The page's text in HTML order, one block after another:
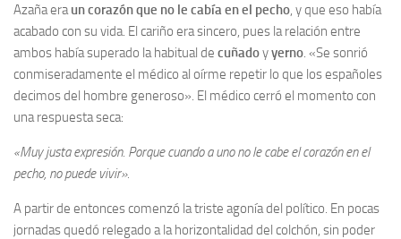
Azaña eraun corazón que no le cabía en el pecho, y que eso había
acabado con su vida. El cariño era sincero, pues la relación entre
ambos había superado la habitual de cuñadoyyerno. «Se sonrió
conmiseradamente el médico al oírme repetir lo que los españoles
decimos del hombre generoso». El médico cerró el momento con
una respuesta seca:
«Muy justa expresión. Porque cuando a uno no le cabe el corazón en el
pecho, no puede vivir».
A partir de entonces comenzó la triste agonía del político. En pocas
jornadas quedó relegado a la horizontalidad del colchón, sin poder